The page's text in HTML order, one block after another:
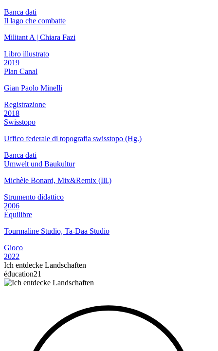
Banca dati
Il lago che combatte
Militant A | Chiara Fazi
Libro illustrato
2019
Plan Canal
Gian Paolo Minelli
Registrazione
2018
Swisstopo
Uffico federale di topografia swisstopo (Hg.)
Banca dati
Umwelt und Baukultur
Michèle Bonard, Mix&Remix (Ill.)
Strumento didattico
2006
Équilibre
Tourmaline Studio, Ta-Daa Studio
Gioco
2022
Ich entdecke Landschaften
éducation21